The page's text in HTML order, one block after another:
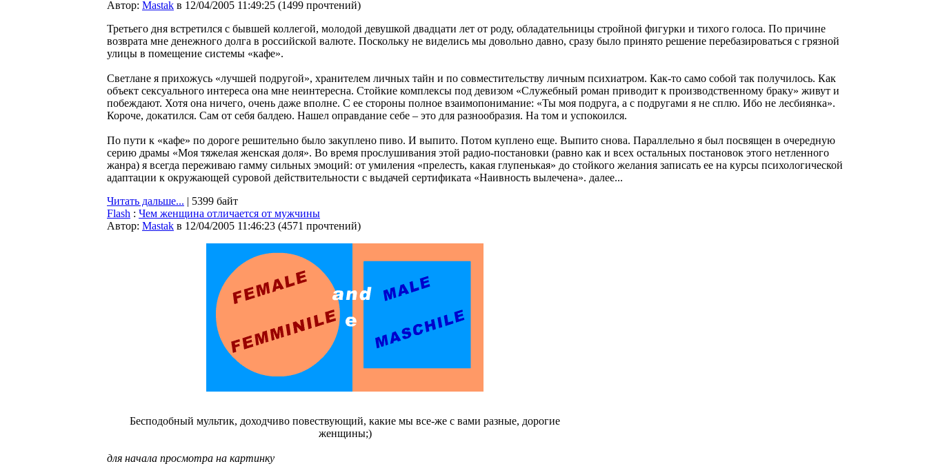
Автор: Мastak в 12/04/2005 11:49:25 (1499 прочтений)
Третьего дня встретился с бывшей коллегой, молодой девушкой двадцати лет от роду, обладательницы стройной фигурки и тихого голоса. По причине
возврата мне денежного долга в российской валюте. Поскольку не виделись мы довольно давно, сразу было принято решение перебазироваться с грязной
улицы в помещение системы «кафе».
Светлане я прихожусь «лучшей подругой», хранителем личных тайн и по совместительству личным психиатром. Как-то само собой так получилось. Как
объект сексуального интереса она мне неинтересна. Стойкие комплексы под девизом «Служебный роман приводит к производственному браку» живут и
побеждают. Хотя она ничего, очень даже вполне. С ее стороны полное взаимопонимание: «Ты моя подруга, а с подругами я не сплю. Ибо не лесбиянка».
Короче, докатился. Сам от себя балдею. Нашел оправдание себе – это для разнообразия. На том и успокоился.
По пути к «кафе» по дороге решительно было закуплено пиво. И выпито. Потом куплено еще. Выпито снова. Параллельно я был посвящен в очередную
серию драмы «Моя тяжелая женская доля». Во время прослушивания этой радио-постановки (равно как и всех остальных постановок этого нетленного
жанра) я всегда переживаю гамму сильных эмоций: от умиления «прелесть, какая глупенькая» до стойкого желания записать ее на курсы психологической
адаптации к окружающей суровой действительности с выдачей сертификата «Наивность вылечена». далее...
Читать дальше... | 5399 байт
Flash : Чем женщина отличается от мужчины
Автор: Мastak в 12/04/2005 11:46:23 (4571 прочтений)
Бесподобный мультик, доходчиво повествующий, какие мы все-же с вами разные, дорогие
женщины;)
для начала просмотра на картинку